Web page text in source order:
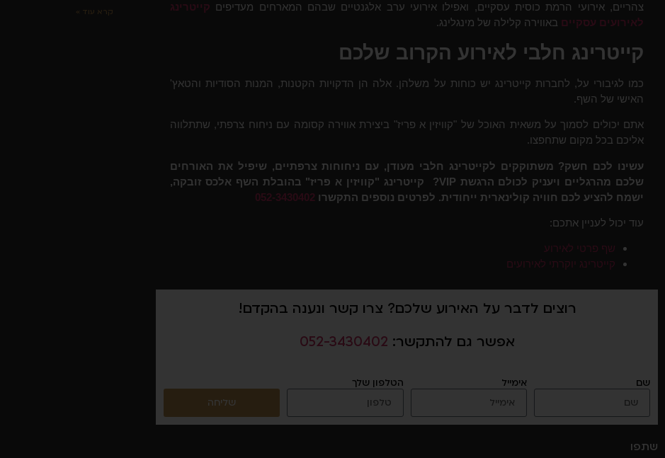
צהריים, אירועי הרמת כוסית עסקיים, ואפילו אירועי ערב אלגנטיים שבהם המארחים מעדיפים קייטרינג
לאירועים עסקיים באווירה קלילה של מינגלינג.
קייטרינג חלבי לאירוע הקרוב שלכם
כמו לגיבורי על, לחברות קייטרינג יש כוחות על משלהן. אלה הן הדקויות הקטנות, המנות הסודיות והטאץ'
האישי של השף.
אתם יכולים לסמוך על משאית האוכל של "קוויזין א פריז" ביצירת אווירה קסומה עם ניחוח צרפתי, שתתלווה
אליכם בכל מקום שתחפצו.
עשינו לכם חשק? משתוקקים לקייטרינג חלבי מעודן, עם ניחוחות צרפתיים, שיפיל את האורחים
שלכם מהרגליים ויעניק לכולם הרגשת VIP? קייטרינג "קוויזין א פריז" בהובלת השף אלכס זובקה,
ישמח להציע לכם חוויה קולינארית ייחודית. לפרטים נוספים התקשרו 052-3430402
עוד יכול לעניין אתכם:
שף פרטי לאירוע
קייטרינג יוקרתי לאירועים
רוצים לדבר על האירוע שלכם? צרו קשר ונענה בהקדם!
אפשר גם להתקשר: 052-3430402
שם אימייל
הטלפון שלך
שליחה
שתפו
קרא עוד »